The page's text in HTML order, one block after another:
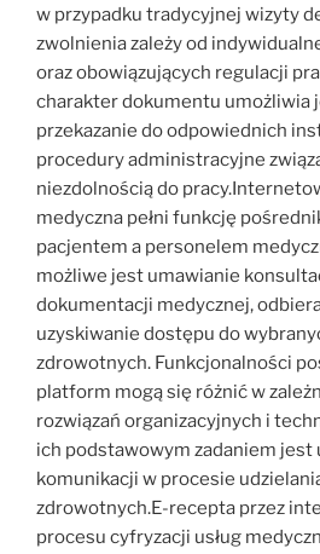
w przypadku tradycyjnej wizyty
zwolnienia zależy od
oraz obowiązujących regulacji
charakter dokumentu umożliwia
przekazanie do odpowiednich
procedury administracyjne
niezdolnością do
medyczna pełni funkcję
pacjentem a personelem
możliwe jest umawianie
dokumentacji medycznej,
uzyskiwanie dostępu do
zdrowotnych. Funkcjonalności
platform mogą się różnić w
rozwiązań organizacyjnych i
ich podstawowym zadaniem jest
komunikacji w procesie
zdrowotnych.E-recepta przez
procesu cyfryzacji usług